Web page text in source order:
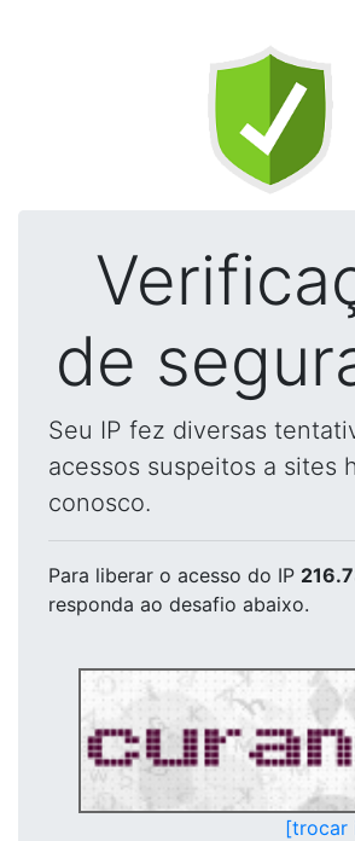
de
Seu IP fez diversas
acessos suspeitos a sites
conosco.
Para liberar o acesso do IP
responda ao desafio abaixo.
[trocar